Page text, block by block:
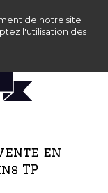
en
TP
de notre site
l'utilisation des